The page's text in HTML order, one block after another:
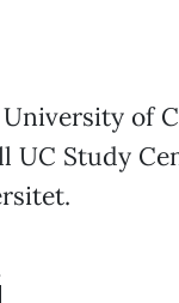
of
UC Study